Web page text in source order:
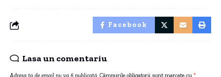
Facebook
Lasa un comentariu